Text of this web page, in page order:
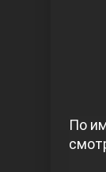
По